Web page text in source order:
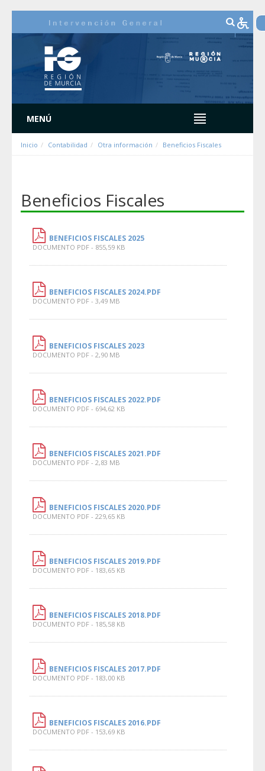
MENÚ
Inicio Contabilidad Otra información Beneficios Fiscales
Beneficios Fiscales
BENEFICIOS FISCALES 2025
DOCUMENTO PDF - 855,59 KB
BENEFICIOS FISCALES 2024.PDF
DOCUMENTO PDF - 3,49 MB
BENEFICIOS FISCALES 2023
DOCUMENTO PDF - 2,90 MB
BENEFICIOS FISCALES 2022.PDF
DOCUMENTO PDF - 694,62 KB
BENEFICIOS FISCALES 2021.PDF
DOCUMENTO PDF - 2,83 MB
BENEFICIOS FISCALES 2020.PDF
DOCUMENTO PDF - 229,65 KB
BENEFICIOS FISCALES 2019.PDF
DOCUMENTO PDF - 183,65 KB
BENEFICIOS FISCALES 2018.PDF
DOCUMENTO PDF - 185,58 KB
BENEFICIOS FISCALES 2017.PDF
DOCUMENTO PDF - 183,00 KB
BENEFICIOS FISCALES 2016.PDF
DOCUMENTO PDF - 153,69 KB